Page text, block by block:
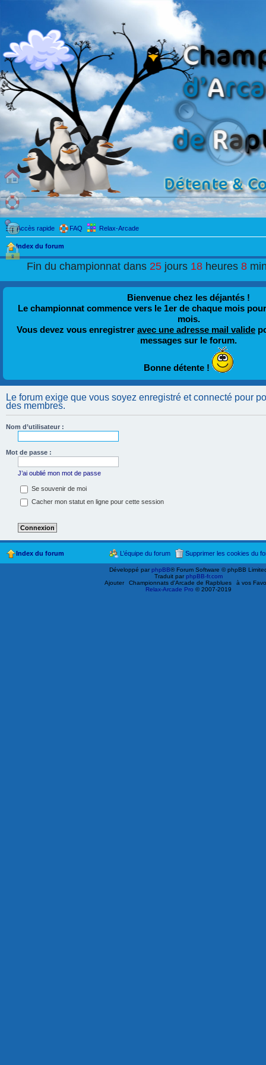
Accès rapide FAQ Relax-Arcade
Index du forum
Fin du championnat dans25 jours18 heures8
Bienvenue chez les déjantés !
Le championnat commence vers le 1er de chaque mois
mois.
Vous devez vous enregistrer avec une adresse mail valide
messages sur le forum.
Bonne détente !
Le forum exige que vous soyez enregistré et connecté pour
des membres.
Nom d’utilisateur :
Mot de passe :
J’ai oublié mon mot de passe
Se souvenir de moi
Cacher mon statut en ligne pour cette session
Index du forum Supprimer les cookies du
L’équipe du forum
Développé parphpBB® Forum Software © phpBB
Traduit parphpBB-fr.com
Ajouter
Championnats d'Arcade de Rapblues
à vos
Relax-Arcade Pro © 2007-2019